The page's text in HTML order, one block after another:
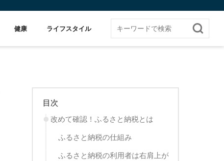
健康 ライフスタイル
目次
改めて確認！ふるさと納税とは
ふるさと納税の仕組み
ふるさと納税の利用者は右肩上が